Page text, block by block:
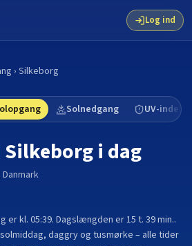
Log ind
› Silkeborg
Solnedgang UV-indeks
Silkeborgi dag
Danmark
er kl. 05:39. Dagslængden er15 t. 39 min..
daggry og tusmørke – alle tider